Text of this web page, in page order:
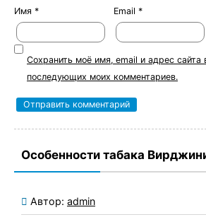
Имя * Email *
Сохранить моё имя, email и адрес сайта
последующих моих комментариев.
Особенности табака
Автор: admin